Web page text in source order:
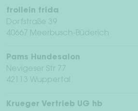
frollein frida
Dorfstraße 39
40667 Meerbusch-Büderich
Pams Hundesalon
Nevigeser Str 77
42113 Wuppertal
Krueger Vertrieb UG hb